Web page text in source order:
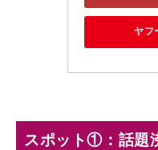
ヤフ
スポット①：話題